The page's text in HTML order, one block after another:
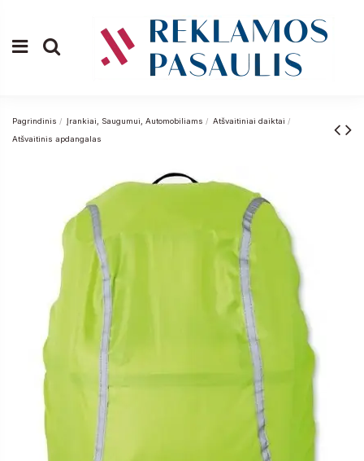
Pagrindinis Įrankiai, Saugumui, Automobiliams
Atšvaitiniai daiktai
Atšvaitinis apdangalas